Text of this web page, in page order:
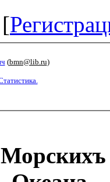
[
(bmn@lib.ru)